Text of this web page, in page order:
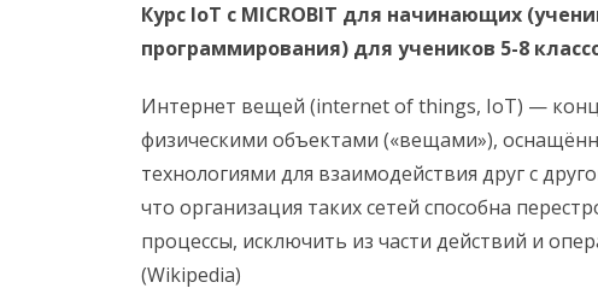
Курс IoT с MICROBIT для начинающих
программирования) для учеников 5-8
Интернет вещей (internet of things, IoT) —
физическими объектами («вещами»),
технологиями для взаимодействия друг с
что организация таких сетей способна
процессы, исключить из части действий и
(Wikipedia)